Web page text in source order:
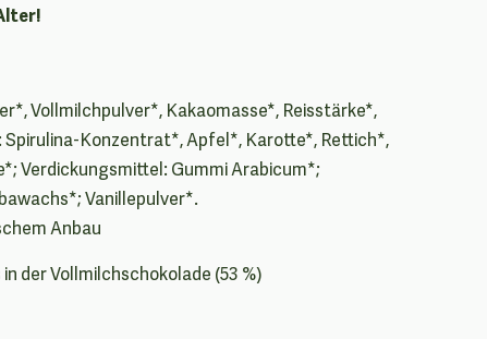
Vollmilchpulver*, Kakaomasse*, Reisstärke*,
Konzentrat*, Apfel*, Karotte*, Rettich*,
Verdickungsmittel: Gummi Arabicum*;
Vanillepulver*.
Anbau
der Vollmilchschokolade (53 %)